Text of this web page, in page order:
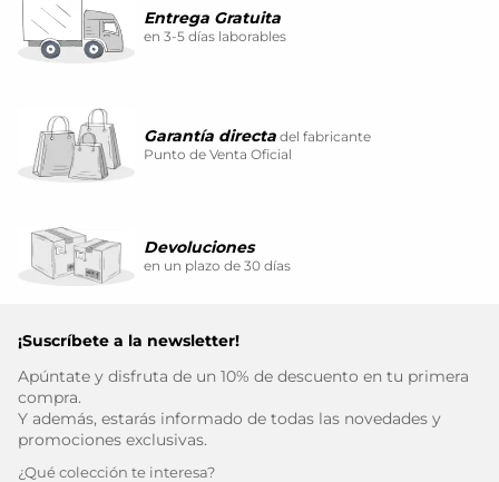
Entrega Gratuita
en 3-5 días laborables
Garantía directa del fabricante
Punto de Venta Oficial
Devoluciones
en un plazo de 30 días
¡Suscríbete a la newsletter!
Apúntate y disfruta de un 10% de descuento en tu primera
compra.
Y además, estarás informado de todas las novedades y
promociones exclusivas.
¿Qué colección te interesa?